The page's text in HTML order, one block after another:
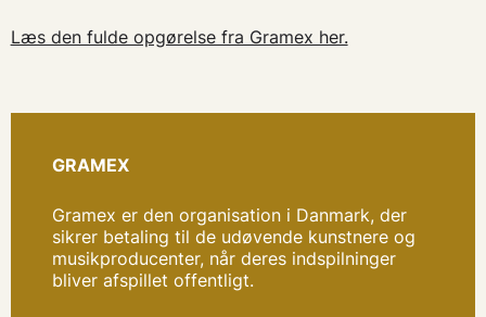
Læs den fulde opgørelse fra Gramex her.
GRAMEX
Gramex er den organisation i Danmark, der
sikrer betaling til de udøvende kunstnere og
musikproducenter, når deres indspilninger
bliver afspillet offentligt.